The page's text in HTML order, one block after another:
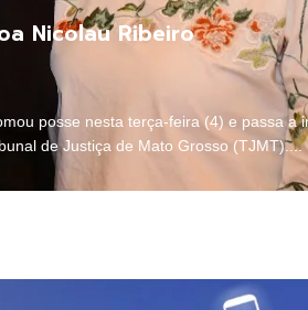
Nicolau Ribeiro
posse nesta terça-feira (4) e passa
de Justiça de Mato Grosso (TJMT)....